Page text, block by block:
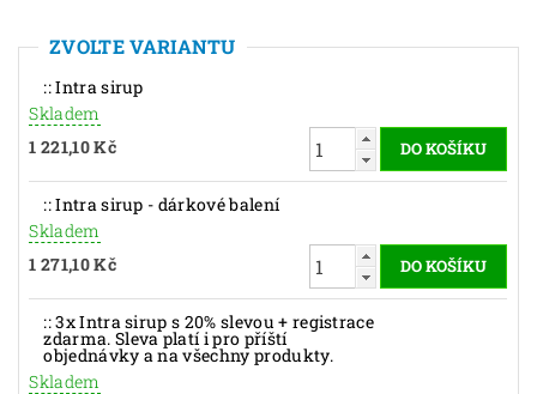
ZVOLTE VARIANTU
:: Intra sirup
Skladem
1 221,10 Kč
:: Intra sirup - dárkové balení
Skladem
1 271,10 Kč
:: 3x Intra sirup s 20% slevou + registrace
zdarma. Sleva platí i pro příští
objednávky a na všechny produkty.
Skladem